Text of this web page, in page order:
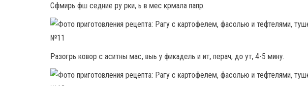
Сфмирь фш седние ру рки, ь в мес крмала папр.
Разогрь ковор с аситны мас, выь у фикадель и ит, перач, до ут, 4-5 мину.